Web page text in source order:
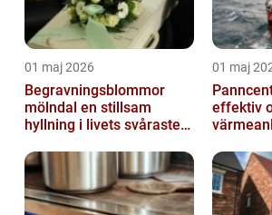
01 maj 2026
Begravningsblommor
mölndal en stillsam
hyllning i livets svåraste
01 maj
Panncentral
effektiv